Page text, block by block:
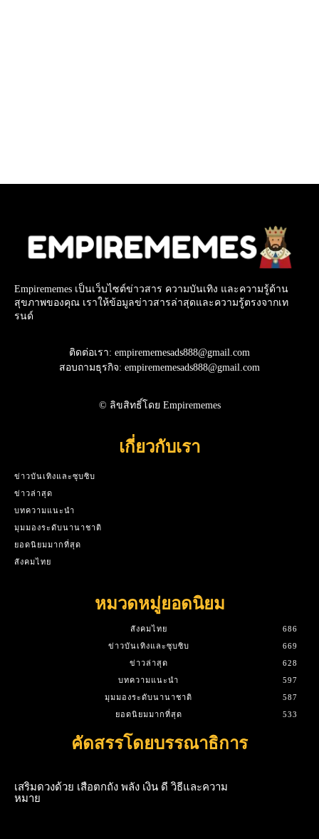
Empirememes เป็นเว็บไซต์ข่าวสาร ความบันเทิง และความรู้ด้าน
สุขภาพของคุณ เราให้ข้อมูลข่าวสารล่าสุดและความรู้ตรงจากเท
รนด์
ติดต่อเรา: empirememesads888@gmail.com
สอบถามธุรกิจ: empirememesads888@gmail.com
© ลิขสิทธิ์โดย Empirememes
เกี่ยวกับเรา
ข่าวบันเทิงและซุบซิบ
ข่าวล่าสุด
บทความแนะนำ
มุมมองระดับนานาชาติ
ยอดนิยมมากที่สุด
สังคมไทย
หมวดหมู่ยอดนิยม
สังคมไทย
686
ข่าวบันเทิงและซุบซิบ
669
ข่าวล่าสุด
628
บทความแนะนำ
597
มุมมองระดับนานาชาติ
587
ยอดนิยมมากที่สุด
533
คัดสรรโดยบรรณาธิการ
เสริมดวงด้วย เสือตกถัง พลัง เงิน ดี วิธีและความ
หมาย